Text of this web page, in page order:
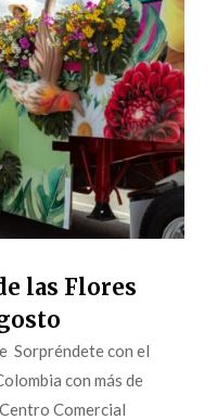
las Flores
Sorpréndete con el
con más de
Comercial